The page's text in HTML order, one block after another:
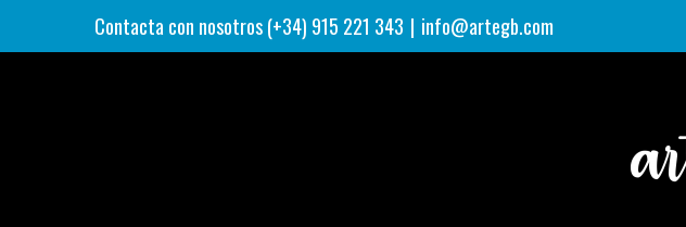
al
Contacta con nosotros (+34) 915 221 343 | info@artegb.com